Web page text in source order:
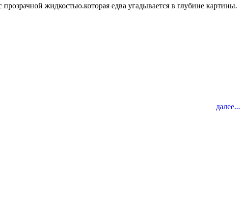
жидкостью.которая едва угадывается в глубине картины.
далее...